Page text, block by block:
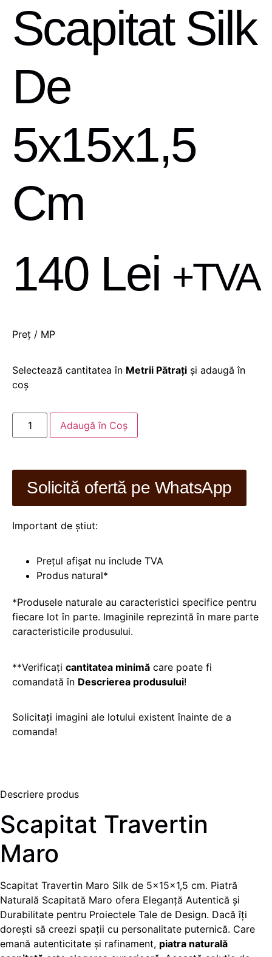
Scapitat Silk
De
5x15x1,5
Cm
140 Lei +TVA
Preț / MP
Selectează cantitatea în Metrii Pătrați și adaugă în
coș
Adaugă în Coș
Solicită ofertă pe WhatsApp
Important de știut:
Prețul afișat nu include TVA
Produs natural*
*Produsele naturale au caracteristici specifice pentru
fiecare lot în parte. Imaginile reprezintă în mare parte
caracteristicile produsului.
**Verificați cantitatea minimă care poate fi
comandată în Descrierea produsului!
Solicitați imagini ale lotului existent înainte de a
comanda!
Descriere produs
Scapitat Travertin
Maro
Scapitat Travertin Maro Silk de 5x15x1,5 cm. Piatră
Naturală Scapitată Maro ofera Eleganță Autentică și
Durabilitate pentru Proiectele Tale de Design. Dacă îți
dorești să creezi spații cu personalitate puternică. Care
emană autenticitate și rafinament, piatra naturală